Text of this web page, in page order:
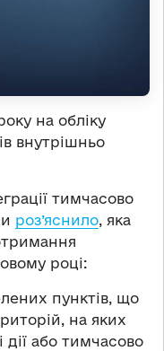
на обліку
внутрішньо
тимчасово
роз’яснило, яка
році:
пунктів, що
на яких
дії або тимчасово